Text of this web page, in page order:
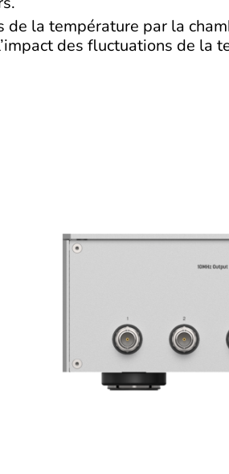
de la température par la
des fluctuations de la